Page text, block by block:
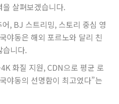
살펴보겠습니다.
어, BJ 스트리밍, 스토리 중심 영
야동은 해외 포르노와 달리 친
습니다.
화질 지원, CDN으로 평균 로
야동의 선명함이 최고였다”는